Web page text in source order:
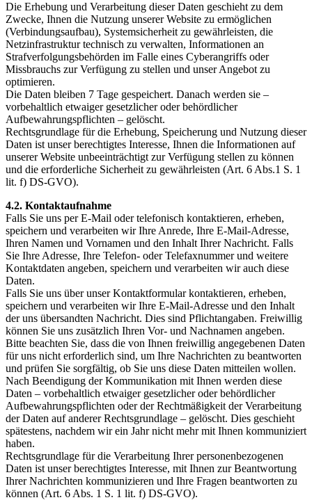
Die Erhebung und Verarbeitung dieser Daten geschieht zu dem
Zwecke, Ihnen die Nutzung unserer Website zu ermöglichen
(Verbindungsaufbau), Systemsicherheit zu gewährleisten, die
Netzinfrastruktur technisch zu verwalten, Informationen an
Strafverfolgungsbehörden im Falle eines Cyberangriffs oder
Missbrauchs zur Verfügung zu stellen und unser Angebot zu
optimieren.
Die Daten bleiben 7 Tage gespeichert. Danach werden sie –
vorbehaltlich etwaiger gesetzlicher oder behördlicher
Aufbewahrungspflichten – gelöscht.
Rechtsgrundlage für die Erhebung, Speicherung und Nutzung dieser
Daten ist unser berechtigtes Interesse, Ihnen die Informationen auf
unserer Website unbeeinträchtigt zur Verfügung stellen zu können
und die erforderliche Sicherheit zu gewährleisten (Art. 6 Abs.1 S. 1
lit. f) DS-GVO).
4.2. Kontaktaufnahme
Falls Sie uns per E-Mail oder telefonisch kontaktieren, erheben,
speichern und verarbeiten wir Ihre Anrede, Ihre E-Mail-Adresse,
Ihren Namen und Vornamen und den Inhalt Ihrer Nachricht. Falls
Sie Ihre Adresse, Ihre Telefon- oder Telefaxnummer und weitere
Kontaktdaten angeben, speichern und verarbeiten wir auch diese
Daten.
Falls Sie uns über unser Kontaktformular kontaktieren, erheben,
speichern und verarbeiten wir Ihre E-Mail-Adresse und den Inhalt
der uns übersandten Nachricht. Dies sind Pflichtangaben. Freiwillig
können Sie uns zusätzlich Ihren Vor- und Nachnamen angeben.
Bitte beachten Sie, dass die von Ihnen freiwillig angegebenen Daten
für uns nicht erforderlich sind, um Ihre Nachrichten zu beantworten
und prüfen Sie sorgfältig, ob Sie uns diese Daten mitteilen wollen.
Nach Beendigung der Kommunikation mit Ihnen werden diese
Daten – vorbehaltlich etwaiger gesetzlicher oder behördlicher
Aufbewahrungspflichten oder der Rechtmäßigkeit der Verarbeitung
der Daten auf anderer Rechtsgrundlage – gelöscht. Dies geschieht
spätestens, nachdem wir ein Jahr nicht mehr mit Ihnen kommuniziert
haben.
Rechtsgrundlage für die Verarbeitung Ihrer personenbezogenen
Daten ist unser berechtigtes Interesse, mit Ihnen zur Beantwortung
Ihrer Nachrichten kommunizieren und Ihre Fragen beantworten zu
können (Art. 6 Abs. 1 S. 1 lit. f) DS-GVO).